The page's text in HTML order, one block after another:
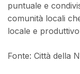
puntuale e
comunità locali
locale e
Fonte: Città della